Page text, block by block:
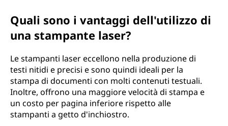
Quali sono i vantaggi dell'utilizzo di
una stampante laser?
Le stampanti laser eccellono nella produzione di
testi nitidi e precisi e sono quindi ideali per la
stampa di documenti con molti contenuti testuali.
Inoltre, offrono una maggiore velocità di stampa e
un costo per pagina inferiore rispetto alle
stampanti a getto d'inchiostro.